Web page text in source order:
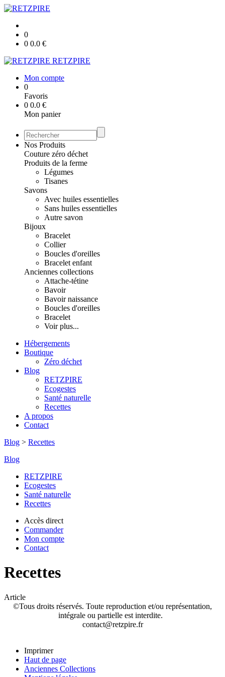
0
0 0.0 €
RETZPIRE
Mon compte
0
Favoris
0 0.0 €
Mon panier
Nos Produits
Couture zéro déchet
Produits de la ferme
Légumes
Tisanes
Savons
Avec huiles essentielles
Sans huiles essentielles
Autre savon
Bijoux
Bracelet
Collier
Boucles d'oreilles
Bracelet enfant
Anciennes collections
Attache-tétine
Bavoir
Bavoir naissance
Boucles d'oreilles
Bracelet
Voir plus...
Hébergements
Boutique
Zéro déchet
Blog
RETZPIRE
Ecogestes
Santé naturelle
Recettes
A propos
Contact
Blog > Recettes
Blog
RETZPIRE
Ecogestes
Santé naturelle
Recettes
Accès direct
Commander
Mon compte
Contact
Recettes
Article
©Tous droits réservés. Toute reproduction et/ou représentation,
intégrale ou partielle est interdite.
contact@retzpire.fr
Imprimer
Haut de page
Anciennes Collections